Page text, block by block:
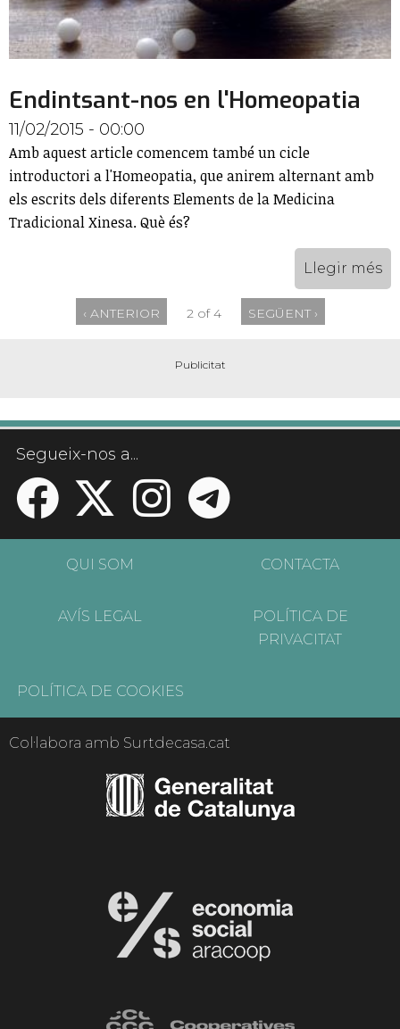
Endintsant-nos en l'Homeopatia
11/02/2015 - 00:00
Amb aquest article comencem també un cicle
introductori a l'Homeopatia, que anirem alternant amb
els escrits dels diferents Elements de la Medicina
Tradicional Xinesa. Què és?
Llegir més
‹ ANTERIOR 2 of 4 SEGÜENT ›
Segueix-nos a...
QUI SOM CONTACTA
AVÍS LEGAL
POLÍTICA DE
PRIVACITAT
POLÍTICA DE COOKIES
Col·labora amb Surtdecasa.cat